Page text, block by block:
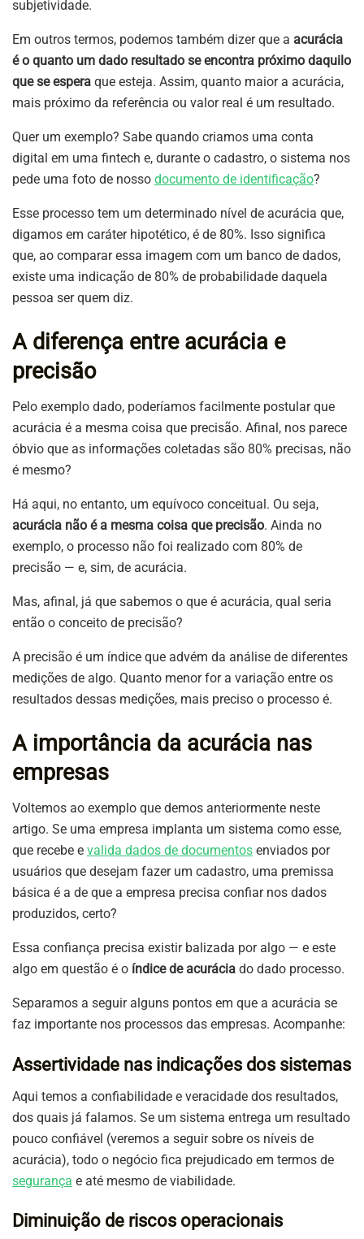
subjetividade.
Em outros termos, podemos também dizer que a acurácia
é o quanto um dado resultado se encontra próximo daquilo
que se espera que esteja. Assim, quanto maior a acurácia,
mais próximo da referência ou valor real é um resultado.
Quer um exemplo? Sabe quando criamos uma conta
digital em uma fintech e, durante o cadastro, o sistema nos
pede uma foto de nosso documento de identificação?
Esse processo tem um determinado nível de acurácia que,
digamos em caráter hipotético, é de 80%. Isso significa
que, ao comparar essa imagem com um banco de dados,
existe uma indicação de 80% de probabilidade daquela
pessoa ser quem diz.
A diferença entre acurácia e
precisão
Pelo exemplo dado, poderíamos facilmente postular que
acurácia é a mesma coisa que precisão. Afinal, nos parece
óbvio que as informações coletadas são 80% precisas, não
é mesmo?
Há aqui, no entanto, um equívoco conceitual. Ou seja,
acurácia não é a mesma coisa que precisão. Ainda no
exemplo, o processo não foi realizado com 80% de
precisão — e, sim, de acurácia.
Mas, afinal, já que sabemos o que é acurácia, qual seria
então o conceito de precisão?
A precisão é um índice que advém da análise de diferentes
medições de algo. Quanto menor for a variação entre os
resultados dessas medições, mais preciso o processo é.
A importância da acurácia nas
empresas
Voltemos ao exemplo que demos anteriormente neste
artigo. Se uma empresa implanta um sistema como esse,
que recebe e valida dados de documentos enviados por
usuários que desejam fazer um cadastro, uma premissa
básica é a de que a empresa precisa confiar nos dados
produzidos, certo?
Essa confiança precisa existir balizada por algo — e este
algo em questão é o índice de acurácia do dado processo.
Separamos a seguir alguns pontos em que a acurácia se
faz importante nos processos das empresas. Acompanhe:
Assertividade nas indicações dos sistemas
Aqui temos a confiabilidade e veracidade dos resultados,
dos quais já falamos. Se um sistema entrega um resultado
pouco confiável (veremos a seguir sobre os níveis de
acurácia), todo o negócio fica prejudicado em termos de
segurança e até mesmo de viabilidade.
Diminuição de riscos operacionais